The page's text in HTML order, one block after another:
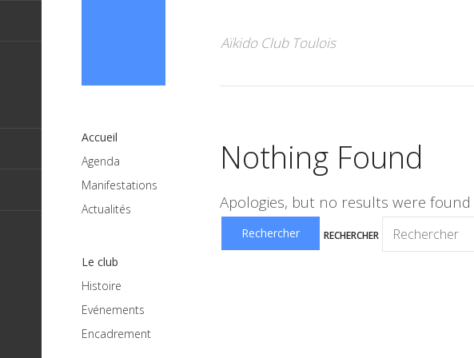
Aïkido Club Toulois
Nothing Found
Apologies, but no results were
RECHERCHER
Accueil
Agenda
Manifestations
Actualités
Le club
Histoire
Evénements
Encadrement